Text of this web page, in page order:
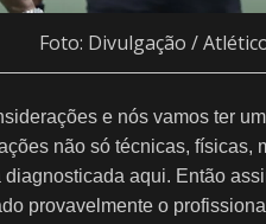
Foto: Divulgação /
e nós vamos ter
não só técnicas, físicas,
aqui. Então
provavelmente o